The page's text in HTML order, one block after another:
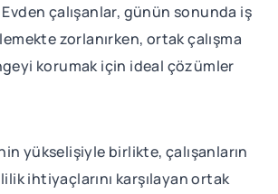
çalışanlar, günün sonunda iş
zorlanırken, ortak çalışma
korumak için ideal çözümler
yükselişiyle birlikte, çalışanların
ihtiyaçlarını karşılayan ortak